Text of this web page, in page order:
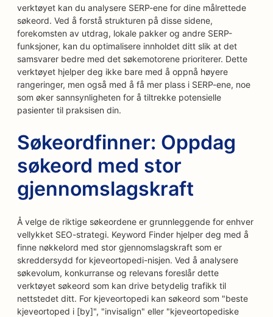
verktøyet kan du analysere SERP-ene for dine målrettede
søkeord. Ved å forstå strukturen på disse sidene,
forekomsten av utdrag, lokale pakker og andre SERP-
funksjoner, kan du optimalisere innholdet ditt slik at det
samsvarer bedre med det søkemotorene prioriterer. Dette
verktøyet hjelper deg ikke bare med å oppnå høyere
rangeringer, men også med å få mer plass i SERP-ene, noe
som øker sannsynligheten for å tiltrekke potensielle
pasienter til praksisen din.
Søkeordfinner: Oppdag
søkeord med stor
gjennomslagskraft
Å velge de riktige søkeordene er grunnleggende for enhver
vellykket SEO-strategi. Keyword Finder hjelper deg med å
finne nøkkelord med stor gjennomslagskraft som er
skreddersydd for kjeveortopedi-nisjen. Ved å analysere
søkevolum, konkurranse og relevans foreslår dette
verktøyet søkeord som kan drive betydelig trafikk til
nettstedet ditt. For kjeveortopedi kan søkeord som "beste
kjeveortoped i [by]", "invisalign" eller "kjeveortopediske